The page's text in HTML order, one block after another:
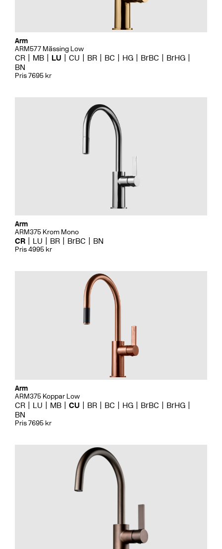
Arm
ARM577 Mässing Low
CR MB LU CU BR BC HG BrBC
BrHG
BN
Pris 7695 kr
Arm
ARM375 Krom Mono
CR LU BR BrBC BN
Pris 4995 kr
Arm
ARM375 Koppar Low
CR LU MB CU BR BC HG BrBC
BrHG
BN
Pris 7695 kr